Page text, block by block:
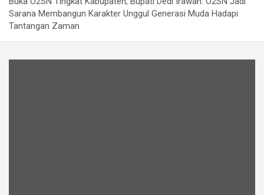
Sarana Membangun Karakter Unggul Generasi Muda Hadapi
Tantangan Zaman